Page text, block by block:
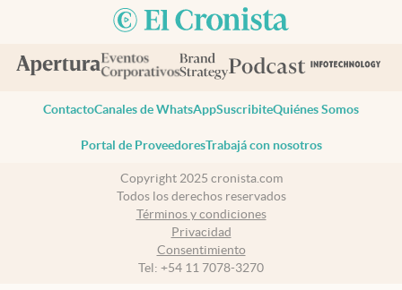
ContactoCanales de WhatsAppSuscribiteQuiénes Somos
Portal de ProveedoresTrabajá con nosotros
Copyright 2025 cronista.com
Todos los derechos reservados
Términos y condiciones
Privacidad
Consentimiento
Tel: +54 11 7078-3270